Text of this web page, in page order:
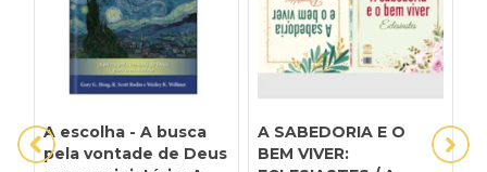
A escolha - A busca
pela vontade de Deus
A SABEDORIA E O
BEM VIVER: